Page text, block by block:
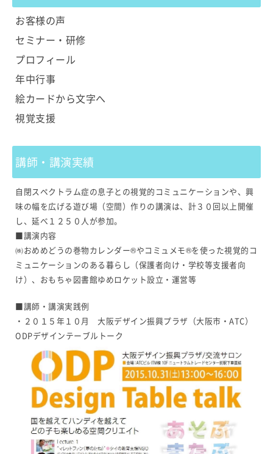
お客様の声
セミナー・研修
プロフィール
年中行事
絵カードから文字へ
視覚支援
講師・講演実績
自閉スペクトラム症の息子との視覚的コミュニケーションや、興
味の幅を広げる遊び場（空間）作りの講演は、計３０回以上開催
し、延べ１２５０人が参加。
■講演内容
㈱おめめどうの巻物カレンダー®やコミュメモ®を使った視覚的コ
ミュニケーションのある暮らし（保護者向け・学校等支援者向
け）、おもちゃ図書館ゆめロケット設立・運営等
■講師・講演実践例
・２０１５年１０月 大阪デザイン振興プラザ（大阪市・ATC）
ODPデザインテーブルトーク